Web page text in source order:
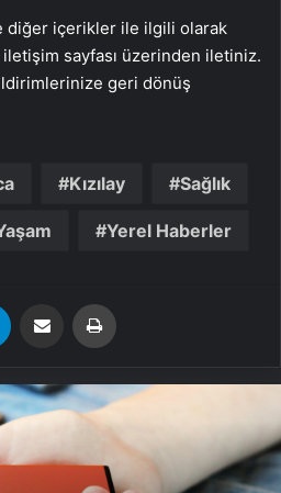
diğer içerikler ile ilgili olarak
sayfası üzerinden iletiniz.
geri dönüş
Kızılay Sağlık
Yerel Haberler
Email'den paylaş